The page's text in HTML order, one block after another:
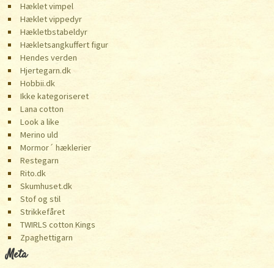
Hæklet vimpel
Hæklet vippedyr
Hækletbstabeldyr
Hækletsangkuffert figur
Hendes verden
Hjertegarn.dk
Hobbii.dk
Ikke kategoriseret
Lana cotton
Look a like
Merino uld
Mormor´ hæklerier
Restegarn
Rito.dk
Skumhuset.dk
Stof og stil
Strikkefåret
TWIRLS cotton Kings
️Zpaghettigarn
Meta